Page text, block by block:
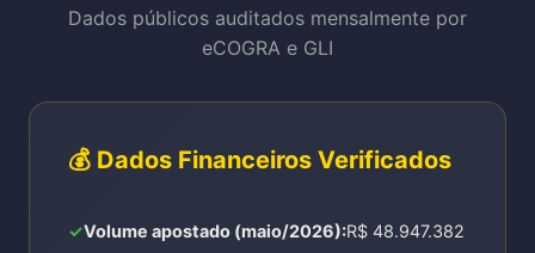
Dados públicos auditados mensalmente por
eCOGRA e GLI
💰 Dados Financeiros Verificados
Volume apostado (maio/2026):R$ 48.947.382